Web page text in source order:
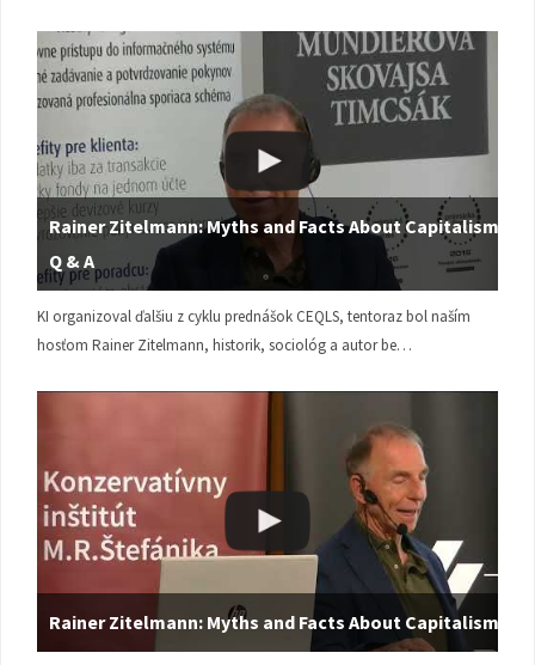
Rainer Zitelmann: Myths and Facts About Capitalism |
Q & A
KI organizoval ďalšiu z cyklu prednášok CEQLS, tentoraz bol naším
hosťom Rainer Zitelmann, historik, sociológ a autor be…
Rainer Zitelmann: Myths and Facts About Capitalism